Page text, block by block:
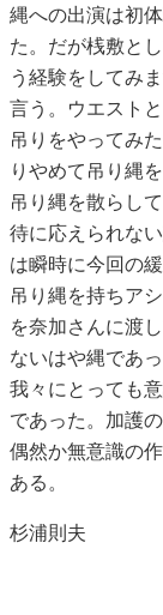
縄への出演は初
た。だが桟敷と
う経験をしてみ
言う。ウエスト
吊りをやってみ
りやめて吊り縄
吊り縄を散らし
待に応えられな
は瞬時に今回の
吊り縄を持ちア
を奈加さんに渡
ないはや縄であ
我々にとっても
であった。加護
偶然か無意識の
ある。
杉浦則夫